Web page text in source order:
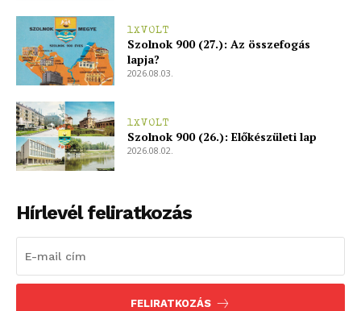
1XVOLT
Szolnok 900 (27.): Az összefogás
lapja?
2026.08.03.
1XVOLT
Szolnok 900 (26.): Előkészületi lap
2026.08.02.
Hírlevél feliratkozás
FELIRATKOZÁS